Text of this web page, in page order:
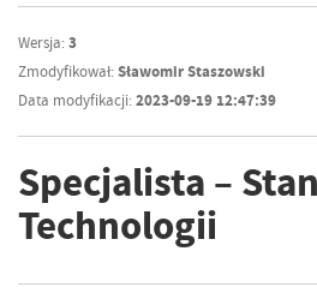
Wersja:3
Zmodyfikował:Sławomir Staszowski
Data modyfikacji:2023-09-19 12:47:39
Specjalista –
Technologii